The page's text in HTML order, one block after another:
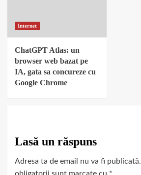
Internet
ChatGPT Atlas: un
browser web bazat pe
IA, gata sa concureze cu
Google Chrome
Lasă un răspuns
Adresa ta de email nu va fi publicată.